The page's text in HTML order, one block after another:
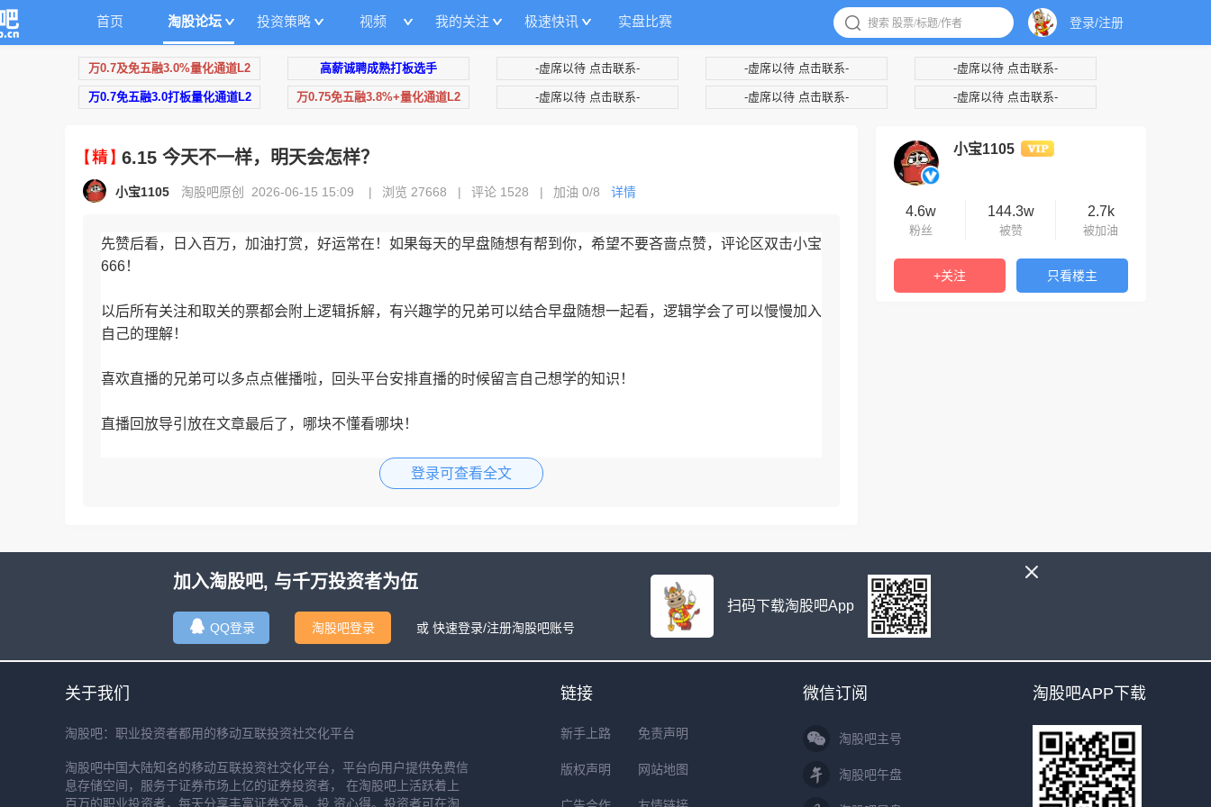
首页 淘股论坛 投资策略 视频 我的关注 极速快讯 实盘比赛 登录/注册
小宝1105
4.6w
粉丝
144.3w
被赞
2.7k
被加油
+关注 只看楼主
万0.7及免五融3.0%量化通道L2 高薪诚聘成熟打板选手 -虚席以待 点击联系- -虚席以待 点击联系- -虚席以待 点击联系-
万0.7免五融3.0打板量化通道L2 万0.75免五融3.8%+量化通道L2 -虚席以待 点击联系- -虚席以待 点击联系- -虚席以待 点击联系-
6.15 今天不一样，明天会怎样？
小宝1105 淘股吧原创 2026-06-15 15:09 | 浏览 27668 | 评论 1528 | 加油 0/8 详情
先赞后看，日入百万，加油打赏，好运常在！如果每天的早盘随想有帮到你，希望不要吝啬点赞，评论区双击小宝
666！
以后所有关注和取关的票都会附上逻辑拆解，有兴趣学的兄弟可以结合早盘随想一起看，逻辑学会了可以慢慢加入
自己的理解！
喜欢直播的兄弟可以多点点催播啦，回头平台安排直播的时候留言自己想学的知识！
直播回放导引放在文章最后了，哪块不懂看哪块！
登录可查看全文
加入淘股吧, 与千万投资者为伍
QQ登录 淘股吧登录 或 快速登录/注册淘股吧账号
扫码下载淘股吧App
关于我们
淘股吧：职业投资者都用的移动互联投资社交化平台
淘股吧中国大陆知名的移动互联投资社交化平台，平台向用户提供免费信
息存储空间，服务于证券市场上亿的证券投资者， 在淘股吧上活跃着上
百万的职业投资者，每天分享丰富证券交易、投 资心得。投资者可在淘
链接
新手上路 免责声明
版权声明 网站地图
微信订阅
淘股吧主号
淘股吧午盘
淘股吧APP下载